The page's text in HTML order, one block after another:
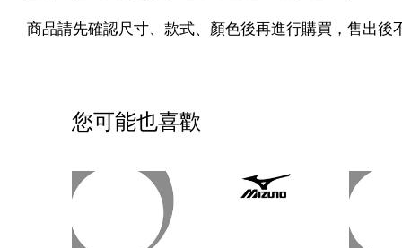
商品請先確認尺寸、款式、顏色後再進行購買，售出
您可能也喜歡